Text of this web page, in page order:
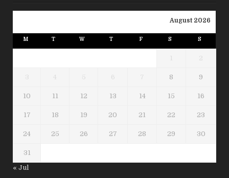
August 2026
M T W T F S S
1 2
3 4 5 6 7 8 9
10 11 12 13 14 15 16
17 18 19 20 21 22 23
24 25 26 27 28 29 30
31
« Jul